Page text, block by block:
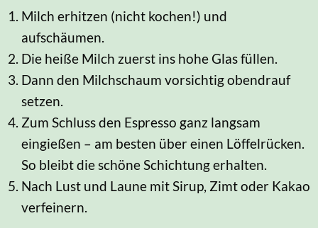
Milch erhitzen (nicht kochen!) und
aufschäumen.
Die heiße Milch zuerst ins hohe Glas füllen.
Dann den Milchschaum vorsichtig obendrauf
setzen.
Zum Schluss den Espresso ganz langsam
eingießen – am besten über einen Löffelrücken.
So bleibt die schöne Schichtung erhalten.
Nach Lust und Laune mit Sirup, Zimt oder Kakao
verfeinern.